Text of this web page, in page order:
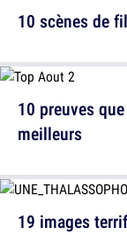
10 scènes de
19 images
10 preuves
meilleurs